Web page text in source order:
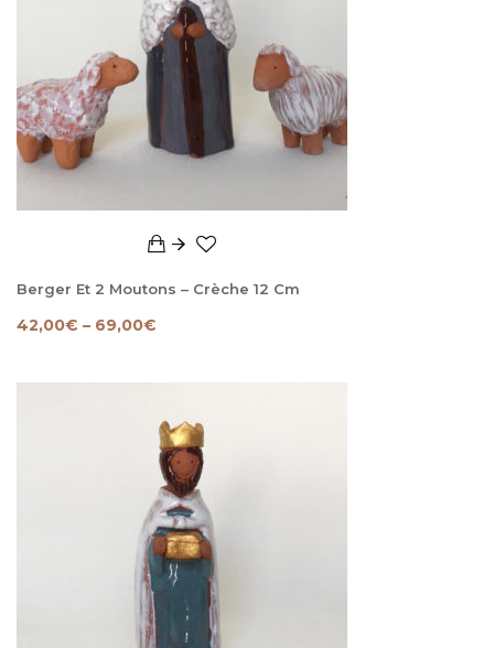
Berger Et 2 Moutons – Crèche 12 Cm
42,00€ – 69,00€